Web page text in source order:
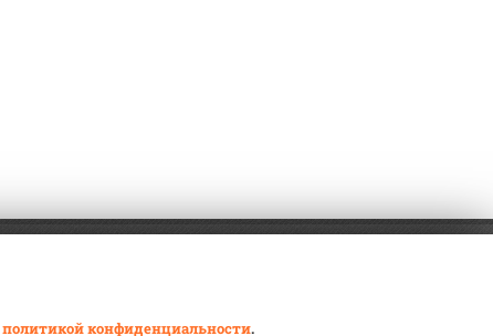
политикой конфиденциальности.